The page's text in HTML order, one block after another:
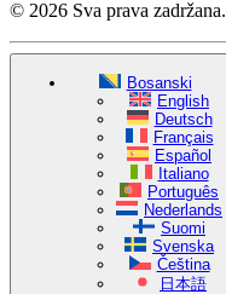
© 2026 Sva prava zadržana.
Bosanski
English
Deutsch
Français
Español
Italiano
Português
Nederlands
Suomi
Svenska
Čeština
日本語